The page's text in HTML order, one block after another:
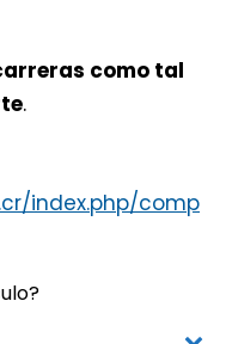
como tal
.
index.php/comp